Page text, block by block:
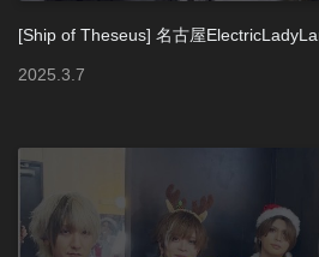
[Ship of Theseus] 名古屋
2025 3 7